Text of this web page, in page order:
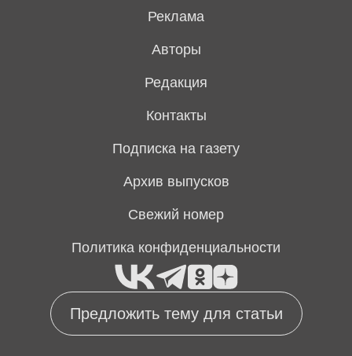
Предложить тему для статьи
Реклама
Авторы
Редакция
Контакты
Подписка на газету
Архив выпусков
Свежий номер
Политика конфиденциальности